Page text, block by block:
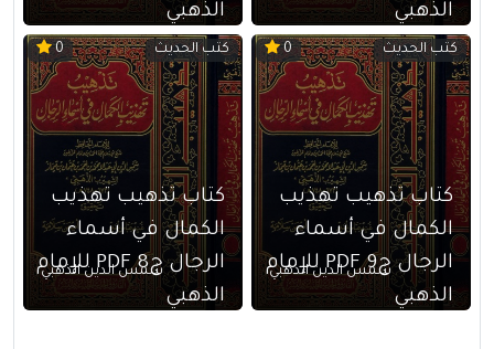
الذهبي
الذهبي
كتب الحديث 0
كتاب تذهيب تهذيب
الكمال في أسماء
الرجال ج9 PDF للإمام
الذهبي
شمس الدين الذهبي
كتب الحديث 0
كتاب تذهيب تهذيب
الكمال في أسماء
الرجال ج8 PDF للإمام
الذهبي
شمس الدين الذهبي